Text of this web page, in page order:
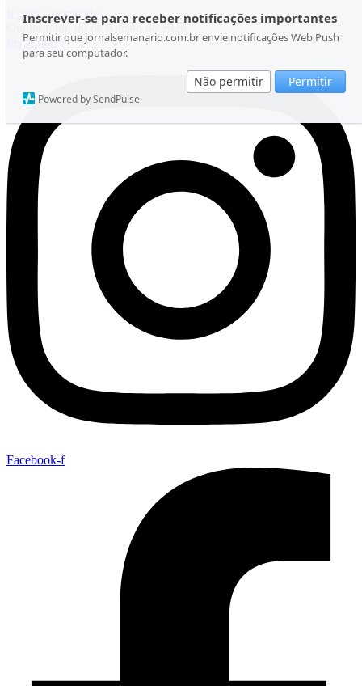
Inscrever-se para receber notificações importantes
Permitir que jornalsemanario.com.br envie notificações Web Push
para seu computador.
Não permitir Permitir
Powered by SendPulse
Ir para o conteúdo
Quinta-feira, 06 de Agosto de 2026
Instagram
Facebook-f